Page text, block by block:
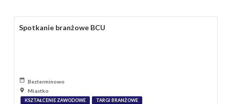
Spotkanie branżowe BCU
Bezterminowo
Miastko
KSZTAŁCENIE ZAWODOWE
TARGI BRANŻOWE